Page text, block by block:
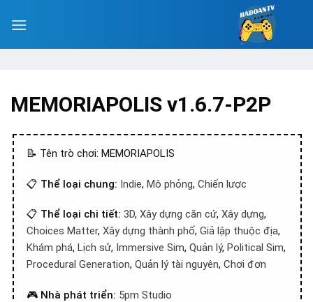
MEMORIAPOLIS v1.6.7-P2P
📝 Tên trò chơi: MEMORIAPOLIS
📋 Thể loại chung: Indie, Mô phỏng, Chiến lược
📋 Thể loại chi tiết: 3D, Xây dựng căn cứ, Xây dựng,
Choices Matter, Xây dựng thành phố, Giả lập thuộc địa,
Khám phá, Lịch sử, Immersive Sim, Quản lý, Political Sim,
Procedural Generation, Quản lý tài nguyên, Chơi đơn
🎮 Nhà phát triển: 5pm Studio